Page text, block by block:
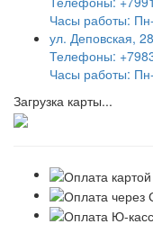
Часы работы:
ул. Деповская,
Телефоны:
Часы работы:
Загрузка карты...